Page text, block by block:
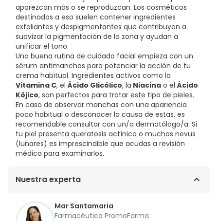
aparezcan más o se reproduzcan. Los cosméticos
destinados a eso suelen contener ingredientes
exfoliantes y despigmentantes que contribuyen a
suavizar la pigmentación de la zona y ayudan a
unificar el tono.
Una buena rutina de cuidado facial empieza con un
sérum antimanchas para potenciar la acción de tu
crema habitual. Ingredientes activos como la
Vitamina C, el Ácido Glicólico, la Niacina o el Ácido
Kójico, son perfectos para tratar este tipo de pieles.
En caso de observar manchas con una apariencia
poco habitual o desconocer la causa de estas, es
recomendable consultar con un/a dermatólogo/a. Si
tu piel presenta queratosis actínica o muchos nevus
(lunares) es imprescindible que acudas a revisión
médica para examinarlos.
Nuestra experta
Mar Santamaria
Farmacéutica PromoFarma